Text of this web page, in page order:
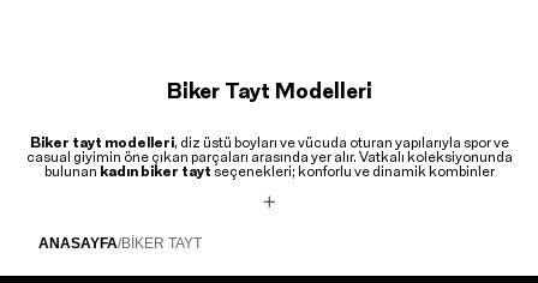
Biker Tayt Modelleri
Biker tayt modelleri, diz üstü boyları ve vücuda oturan yapılarıyla spor ve
casual giyimin öne çıkan parçaları arasında yer alır. Vatkalı koleksiyonunda
bulunan kadın biker tayt seçenekleri; konforlu ve dinamik kombinler
Spor ve Günlük Kullanıma Uygun Biker Taytlar
ANASAYFA/BİKER TAYT